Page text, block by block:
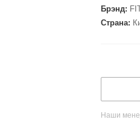
Брэнд:
Страна:
Наши